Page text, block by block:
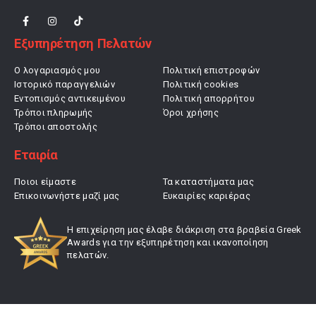
Εξυπηρέτηση Πελατών
Ο λογαριασμός μου
Ιστορικό παραγγελιών
Εντοπισμός αντικειμένου
Τρόποι πληρωμής
Τρόποι αποστολής
Πολιτική επιστροφών
Πολιτική cookies
Πολιτική απορρήτου
Όροι χρήσης
Εταιρία
Ποιοι είμαστε
Επικοινωνήστε μαζί μας
Τα καταστήματα μας
Ευκαιρίες καριέρας
Η επιχείρηση μας έλαβε διάκριση στα βραβεία Greek
Awards για την εξυπηρέτηση και ικανοποίηση
πελατών.